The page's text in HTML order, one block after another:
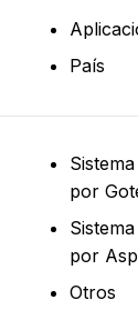
País
por
por
Otros